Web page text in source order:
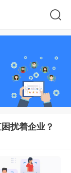
扰着企业？